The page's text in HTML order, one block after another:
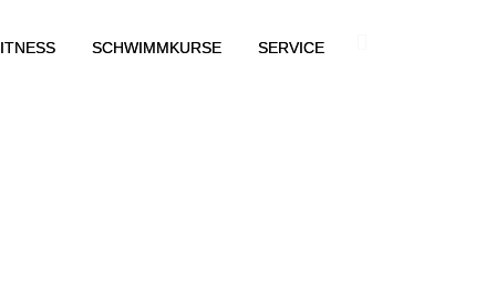
SCHWIMMKURSE SERVICE